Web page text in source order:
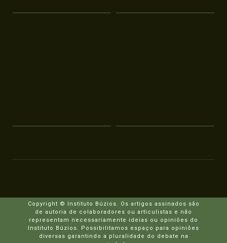
Copyright © Instituto Búzios. Os artigos assinados são
de autoria de colaboradores ou articulistas e não
representam necessariamente ideias ou opiniões do
Instituto Búzios. Possibilitamos espaço para opiniões
diversas garantindo a pluralidade do debate na